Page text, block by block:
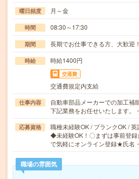
曜日頻度 月～金
時間 08:30～17:30
期間 長期でお仕事できる方、大歓迎！
時給 時給1400円
交通費
交通費規定内支給
仕事内容
自動車部品メーカーでの加工補
下記業務をお任せいたします
応募資格
職種未経験OK / ブランクOK /
◆未経験OK！〇まずは事前登
で気軽にオンライン登録★氏名
職場の雰囲気